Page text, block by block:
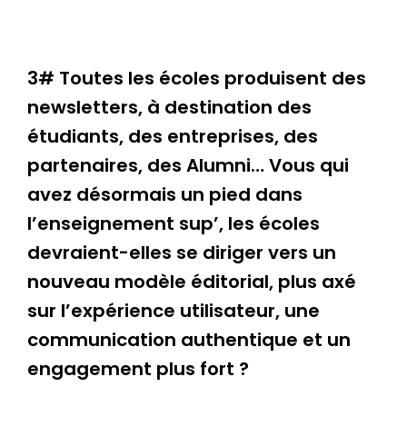
3# Toutes les écoles produisent des
newsletters, à destination des
étudiants, des entreprises, des
partenaires, des Alumni… Vous qui
avez désormais un pied dans
l’enseignement sup’, les écoles
devraient-elles se diriger vers un
nouveau modèle éditorial, plus axé
sur l’expérience utilisateur, une
communication authentique et un
engagement plus fort ?